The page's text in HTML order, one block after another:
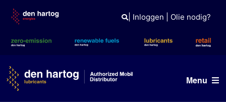
content
| Inloggen Olie nodig?
Menu